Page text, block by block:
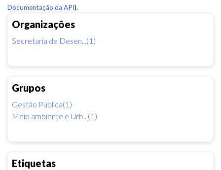
Organizações
Secretaria de Desen...(1)
Grupos
Gestão Pública(1)
Meio ambiente e Urb...(1)
Etiquetas
Documentação da API).